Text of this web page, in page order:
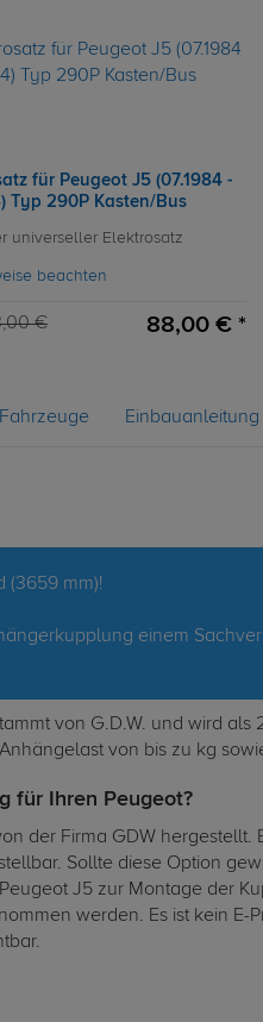
für Peugeot J5 (07.1984 -
Typ 290P Kasten/Bus
universeller Elektrosatz
beachten
€ 88,00 € *
Einbauanleitung
(3659 mm)!
einem
von G.D.W. und wird
von bis zu kg
für Ihren Peugeot?
der Firma GDW
Sollte diese Option
J5 zur Montage der
werden. Es ist kein